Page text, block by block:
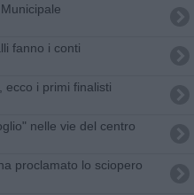
fanno i conti
ecco i primi finalisti
nelle vie del centro
proclamato lo sciopero